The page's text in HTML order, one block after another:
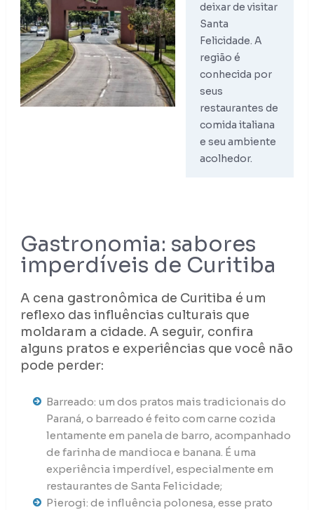
deixar de visitar
Santa
Felicidade. A
região é
conhecida por
seus
restaurantes de
comida italiana
e seu ambiente
acolhedor.
Gastronomia: sabores
imperdíveis de Curitiba
A cena gastronômica de Curitiba é um
reflexo das influências culturais que
moldaram a cidade. A seguir, confira
alguns pratos e experiências que você não
pode perder:
Barreado: um dos pratos mais tradicionais do
Paraná, o barreado é feito com carne cozida
lentamente em panela de barro, acompanhado
de farinha de mandioca e banana. É uma
experiência imperdível, especialmente em
restaurantes de Santa Felicidade;
Pierogi: de influência polonesa, esse prato